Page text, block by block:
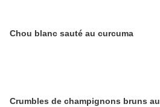
Chou blanc sauté au curcuma
Crumbles de champignons bruns au